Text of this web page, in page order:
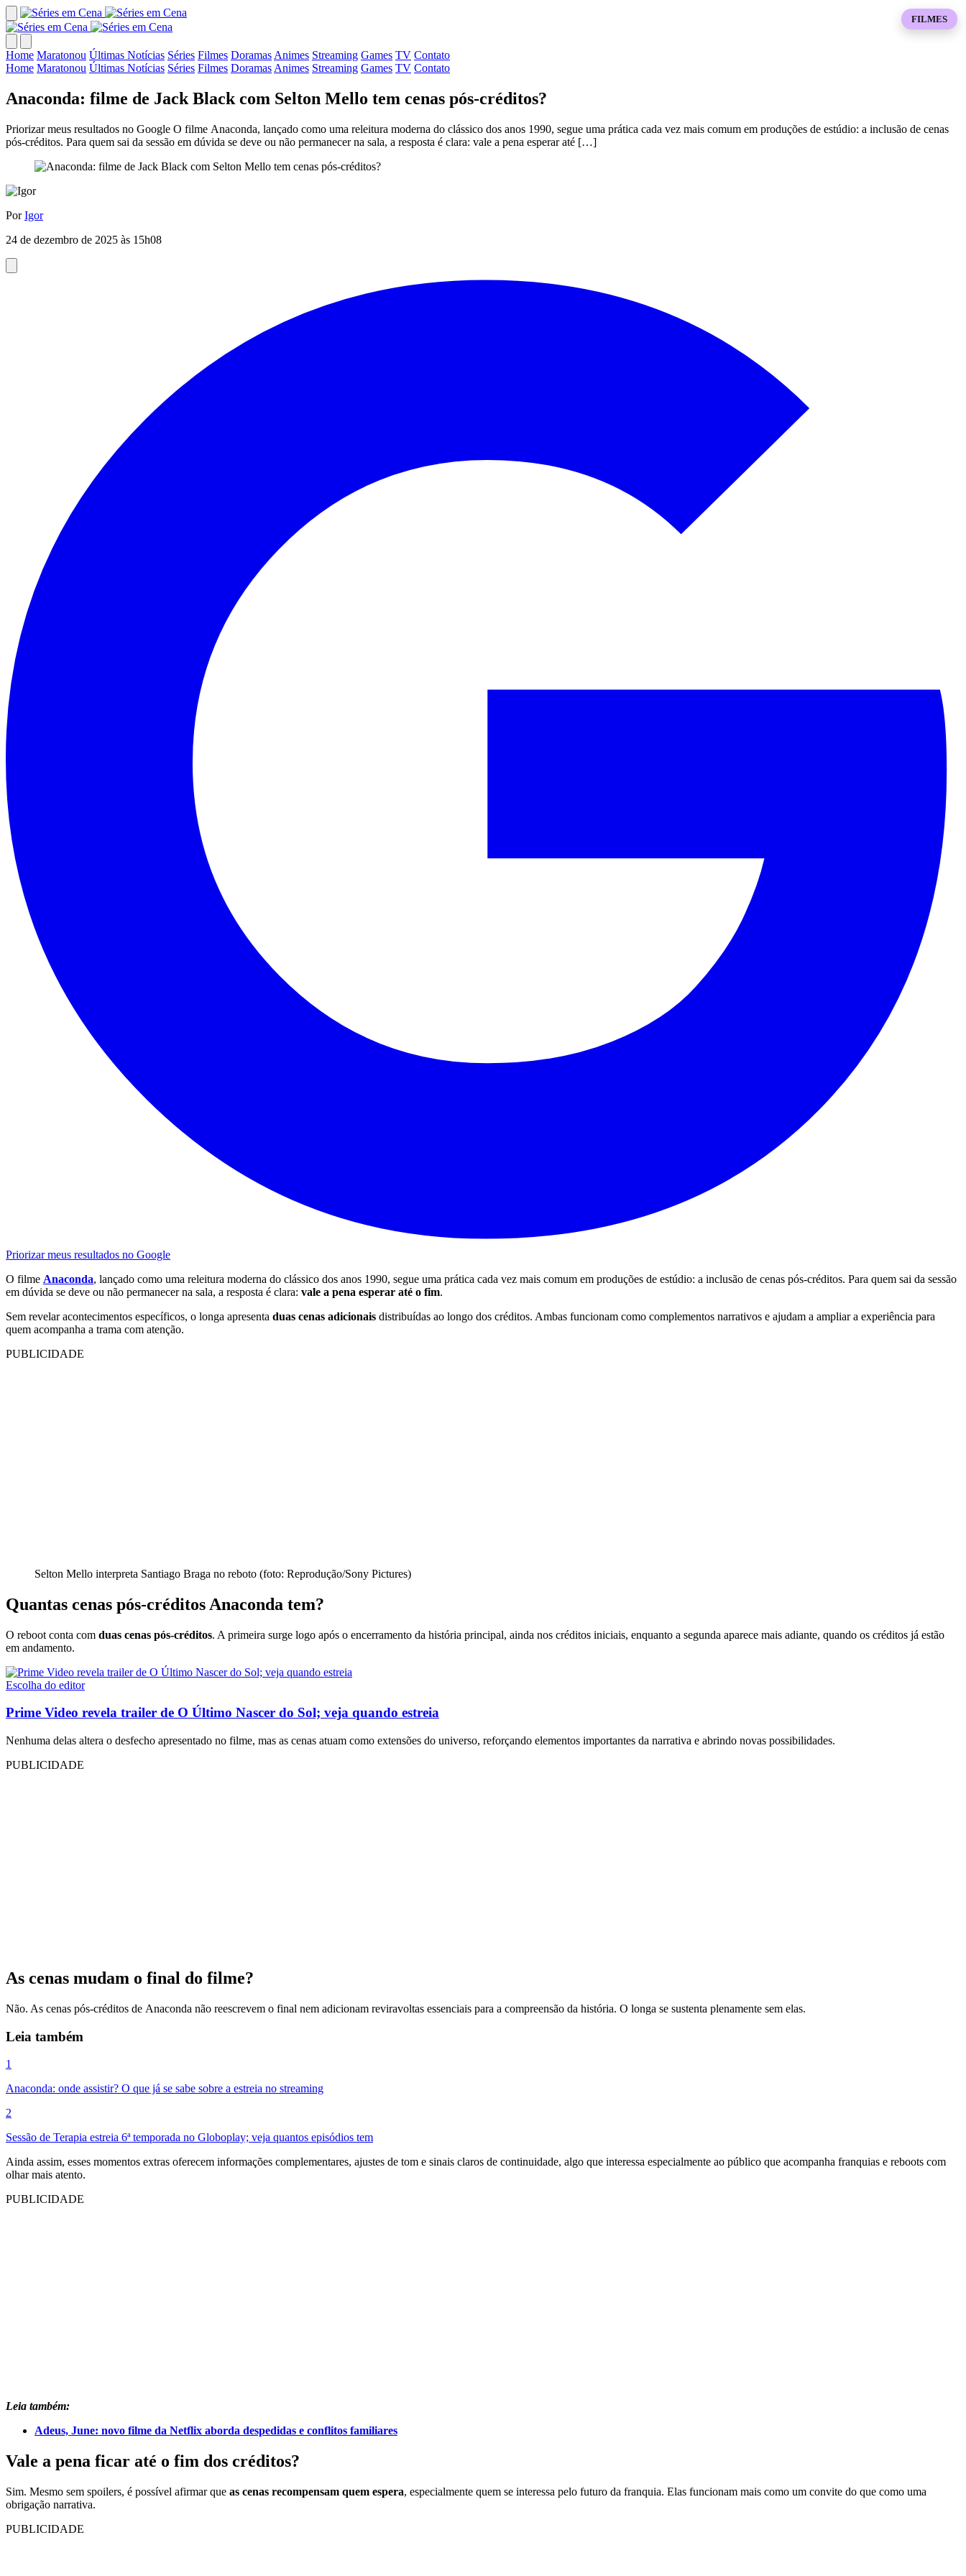
Home Maratonou Últimas Notícias Séries Filmes Doramas Animes Streaming Games TV Contato
Home Maratonou Últimas Notícias Séries Filmes Doramas Animes Streaming Games TV Contato
Anaconda: filme de Jack Black com Selton Mello tem cenas pós-créditos?
Priorizar meus resultados no Google O filme Anaconda, lançado como uma releitura moderna do clássico dos anos 1990, segue uma prática cada vez mais comum em produções de estúdio: a inclusão de cenas
pós-créditos. Para quem sai da sessão em dúvida se deve ou não permanecer na sala, a resposta é clara: vale a pena esperar até […]
FILMES
PorIgor
24 de dezembro de 2025 às 15h08
Priorizar meus resultados no Google
O filme Anaconda, lançado como uma releitura moderna do clássico dos anos 1990, segue uma prática cada vez mais comum em produções de estúdio: a inclusão de cenas pós-créditos. Para quem sai da sessão
em dúvida se deve ou não permanecer na sala, a resposta é clara: vale a pena esperar até o fim.
Sem revelar acontecimentos específicos, o longa apresenta duas cenas adicionais distribuídas ao longo dos créditos. Ambas funcionam como complementos narrativos e ajudam a ampliar a experiência para
quem acompanha a trama com atenção.
PUBLICIDADE
Selton Mello interpreta Santiago Braga no reboto (foto: Reprodução/Sony Pictures)
Quantas cenas pós-créditos Anaconda tem?
O reboot conta com duas cenas pós-créditos. A primeira surge logo após o encerramento da história principal, ainda nos créditos iniciais, enquanto a segunda aparece mais adiante, quando os créditos já estão
em andamento.
Escolha do editor
Prime Video revela trailer de O Último Nascer do Sol; veja quando estreia
Nenhuma delas altera o desfecho apresentado no filme, mas as cenas atuam como extensões do universo, reforçando elementos importantes da narrativa e abrindo novas possibilidades.
PUBLICIDADE
As cenas mudam o final do filme?
Não. As cenas pós-créditos de Anaconda não reescrevem o final nem adicionam reviravoltas essenciais para a compreensão da história. O longa se sustenta plenamente sem elas.
Leia também
1
Anaconda: onde assistir? O que já se sabe sobre a estreia no streaming
2
Sessão de Terapia estreia 6ª temporada no Globoplay; veja quantos episódios tem
Ainda assim, esses momentos extras oferecem informações complementares, ajustes de tom e sinais claros de continuidade, algo que interessa especialmente ao público que acompanha franquias e reboots com
olhar mais atento.
PUBLICIDADE
Leia também:
Adeus, June: novo filme da Netflix aborda despedidas e conflitos familiares
Vale a pena ficar até o fim dos créditos?
Sim. Mesmo sem spoilers, é possível afirmar que as cenas recompensam quem espera, especialmente quem se interessa pelo futuro da franquia. Elas funcionam mais como um convite do que como uma
obrigação narrativa.
PUBLICIDADE